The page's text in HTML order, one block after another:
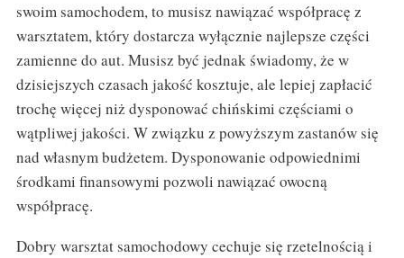
swoim samochodem, to musisz nawiązać współpracę z
warsztatem, który dostarcza wyłącznie najlepsze części
zamienne do aut. Musisz być jednak świadomy, że w
dzisiejszych czasach jakość kosztuje, ale lepiej zapłacić
trochę więcej niż dysponować chińskimi częściami o
wątpliwej jakości. W związku z powyższym zastanów się
nad własnym budżetem. Dysponowanie odpowiednimi
środkami finansowymi pozwoli nawiązać owocną
współpracę.
Dobry warsztat samochodowy cechuje się rzetelnością i